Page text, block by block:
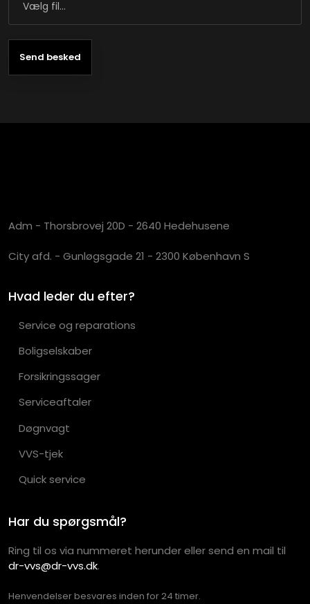
Adm - Thorsbrovej 20D - 2640 Hedehusene
City afd. - Gunløgsgade 21 - 2300 København S
Hvad leder du efter?
Service og reparations
Boligselskaber
Forsikringssager
Serviceaftaler
Døgnvagt
VVS-tjek
Quick service
Har du spørgsmål?
Ring til os via nummeret herunder eller send en mail til
dr-vvs@dr-vvs.dk.
Henvendelser besvares inden for 24 timer.​